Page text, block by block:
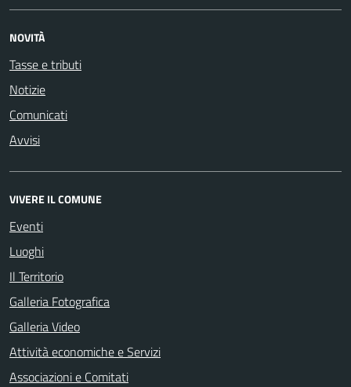
NOVITÀ
Tasse e tributi
Notizie
Comunicati
Avvisi
VIVERE IL COMUNE
Eventi
Luoghi
Il Territorio
Galleria Fotografica
Galleria Video
Attività economiche e Servizi
Associazioni e Comitati